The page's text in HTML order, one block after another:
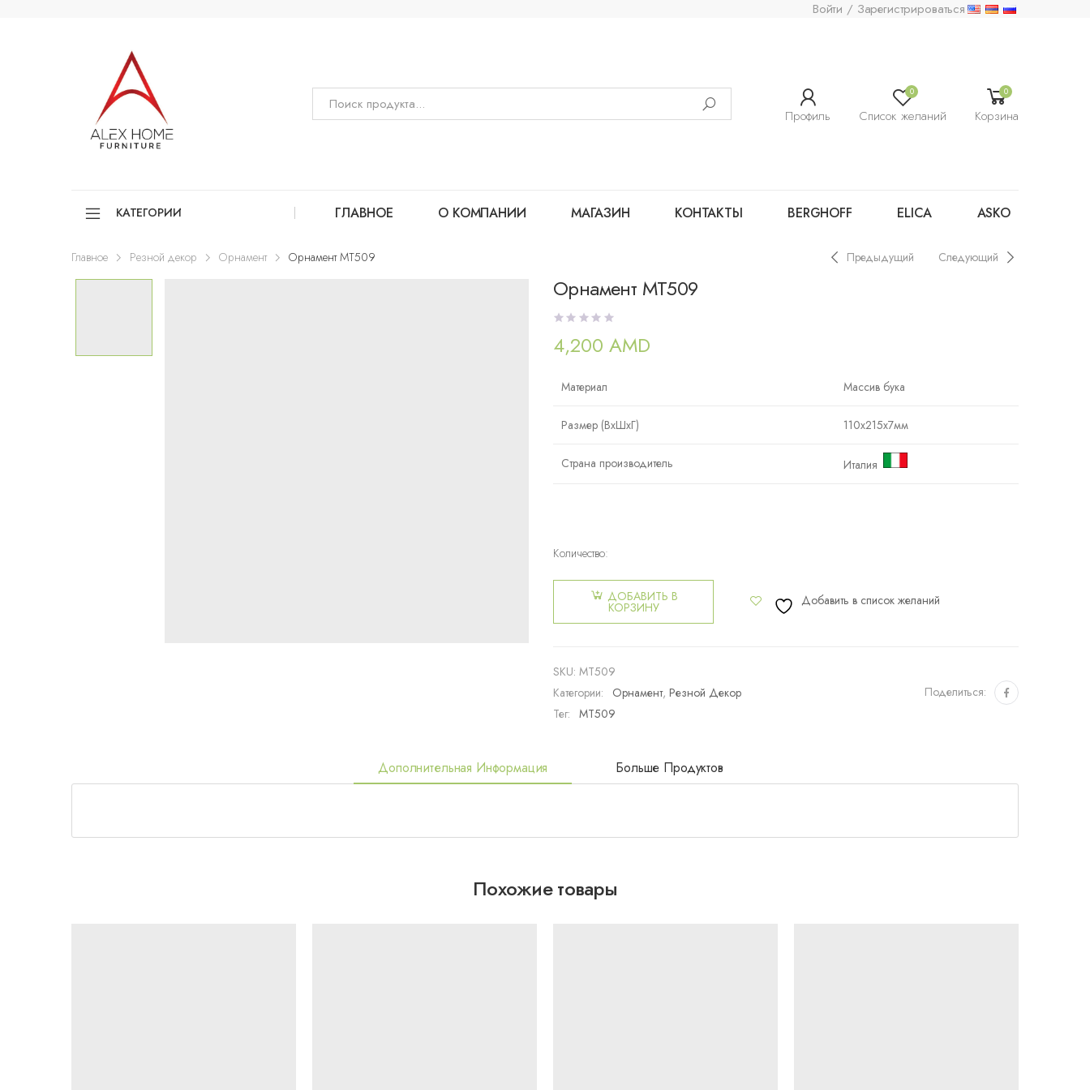
Войти / Зарегистрироваться
Профиль
0
Список желаний
0
Корзина
КАТЕГОРИИ ГЛАВНОЕ О КОМПАНИИ МАГАЗИН КОНТАКТЫ BERGHOFF ELICA ASKO
Главное Резной декор Орнамент Орнамент MT509 Предыдущий Следующий
Орнамент MT509
4,200 AMD
Материал Массив бука
Размер (ВxШxГ) 110x215x7мм
Страна производитель Италия
Количество:
Количество
товара
MT509
ДОБАВИТЬ В
КОРЗИНУ Добавить в список желаний
SKU: MT509
Категории:
Орнамент, Резной Декор
Тег: MT509
Поделиться:
Дополнительная Информация Больше Продуктов
Похожие товары